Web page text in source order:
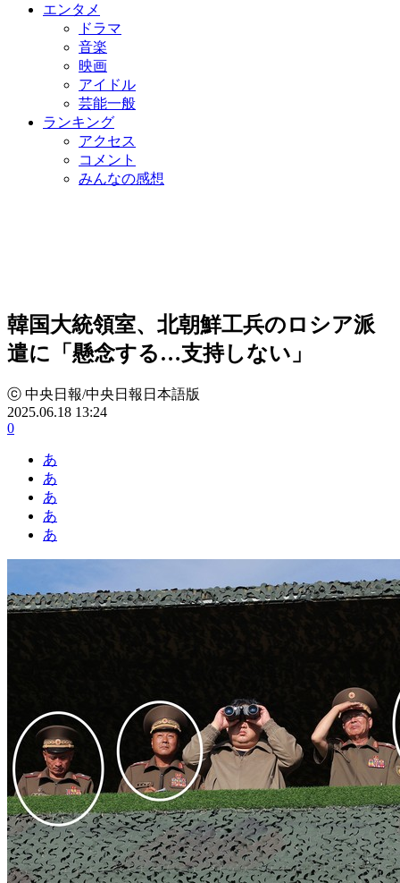
エンタメ
ドラマ
音楽
映画
アイドル
芸能一般
ランキング
アクセス
コメント
みんなの感想
韓国大統領室、北朝鮮工兵のロシア派
遣に「懸念する…支持しない」
ⓒ 中央日報/中央日報日本語版
2025.06.18 13:24
0
あ
あ
あ
あ
あ